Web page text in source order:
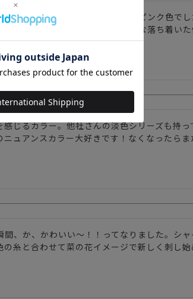
えましたが、実物はかわいらしいピンク色でし
し落ち着いた、和柄が似合いそうな落ち着いた
タリだと思います。
感じるカラー。他社さんの淡色シリーズも持
ュアンスカラー大好きです！なくなったらま
間、か、かわいい〜！！ってなりました。シ
糸と合わせて菜の花イメージで新しく刺し始